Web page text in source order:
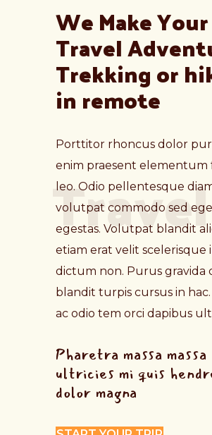
Travel
We Make Your
Travel
Trekking or
in remote
Porttitor rhoncus dolor
enim praesent elementum
leo. Odio pellentesque
volutpat commodo sed
egestas. Volutpat blandit
etiam erat velit scelerisque
dictum non. Purus gravida
blandit turpis cursus in
ac odio tem orci dapibus
Pharetra massa massa
ultricies mi quis
dolor magna